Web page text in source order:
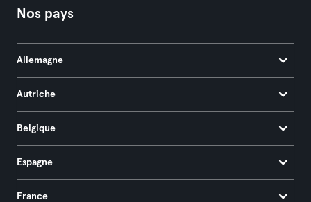
Nos pays
Allemagne
Autriche
Belgique
Espagne
France